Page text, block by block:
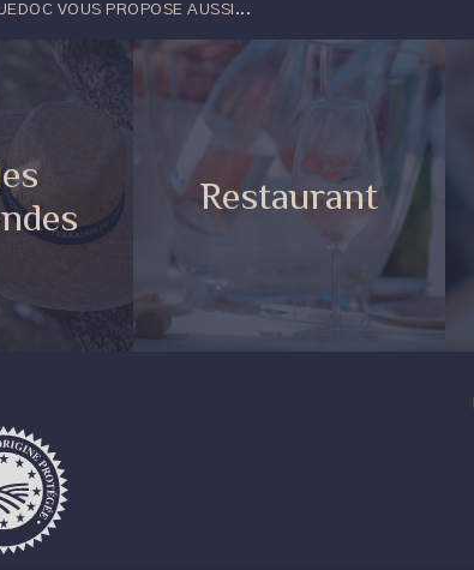
VOUS PROPOSE AUSSI...
Restaurant